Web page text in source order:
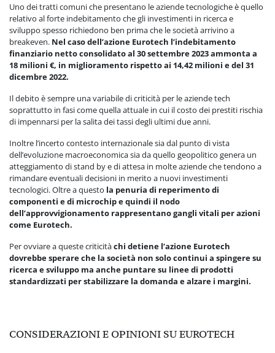
Uno dei tratti comuni che presentano le aziende tecnologiche è quello
relativo al forte indebitamento che gli investimenti in ricerca e
sviluppo spesso richiedono ben prima che le società arrivino a
breakeven. Nel caso dell’azione Eurotech l’indebitamento
finanziario netto consolidato al 30 settembre 2023 ammonta a
18 milioni €, in miglioramento rispetto ai 14,42 milioni e del 31
dicembre 2022.
Il debito è sempre una variabile di criticità per le aziende tech
soprattutto in fasi come quella attuale in cui il costo dei prestiti rischia
di impennarsi per la salita dei tassi degli ultimi due anni.
Inoltre l’incerto contesto internazionale sia dal punto di vista
dell’evoluzione macroeconomica sia da quello geopolitico genera un
atteggiamento di stand by e di attesa in molte aziende che tendono a
rimandare eventuali decisioni in merito a nuovi investimenti
tecnologici. Oltre a questo la penuria di reperimento di
componenti e di microchip e quindi il nodo
dell’approvvigionamento rappresentano gangli vitali per azioni
come Eurotech.
Per ovviare a queste criticitàchi detiene l’azione Eurotech
dovrebbe sperare che la società non solo continui a spingere su
ricerca e sviluppo ma anche puntare su linee di prodotti
standardizzati per stabilizzare la domanda e alzare i margini.
CONSIDERAZIONI E OPINIONI SU EUROTECH